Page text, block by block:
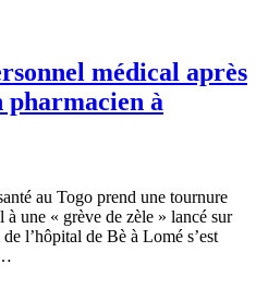
médical après
pharmacien à
au Togo prend une tournure
à une « grève de zèle » lancé sur
l’hôpital de Bè à Lomé s’est